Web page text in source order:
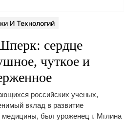
И Технологий
сердце
чуткое и
российских ученых,
вклад в развитие
медицины, был уроженец г. Мглина